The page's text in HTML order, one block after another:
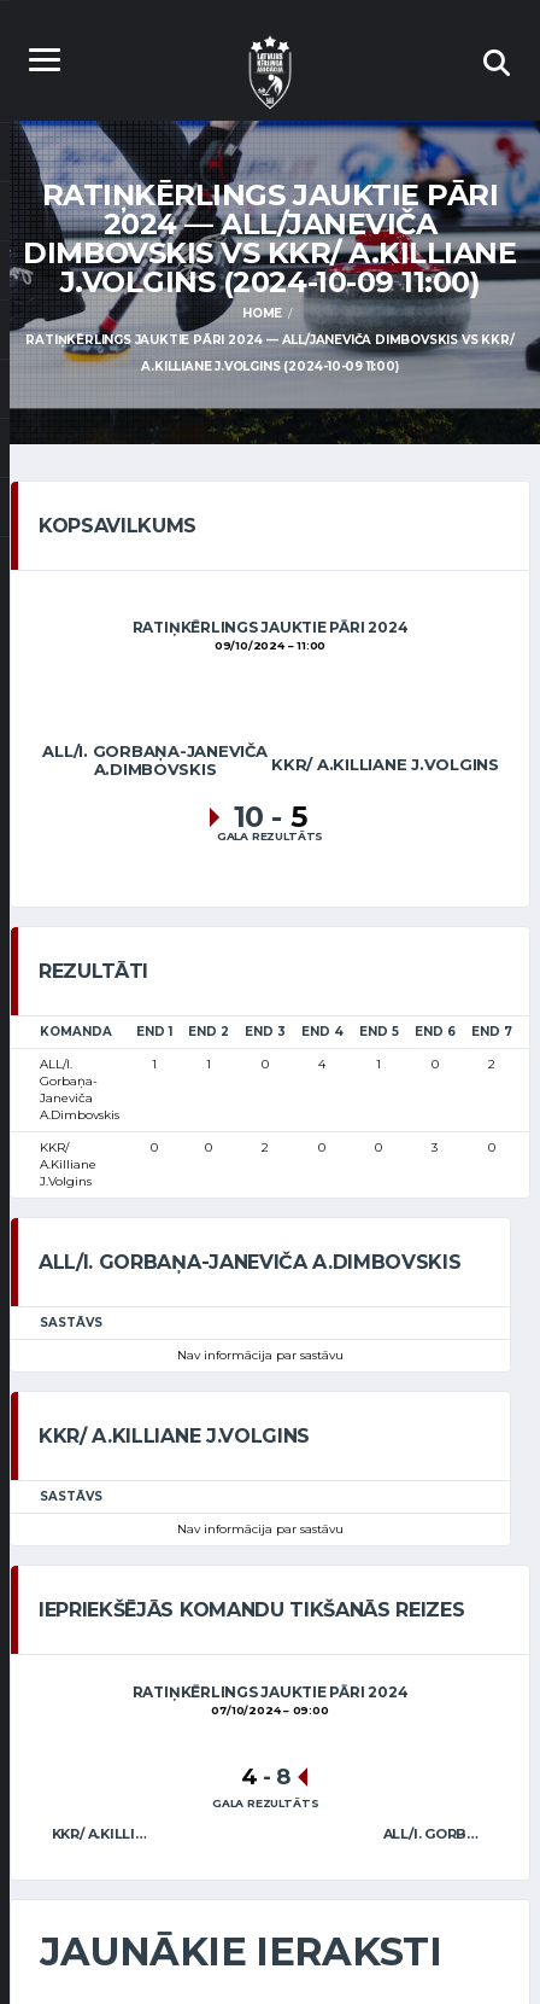
RATIŅKĒRLINGS JAUKTIE PĀRI
2024 — ALL/JANEVIČA
DIMBOVSKIS VS KKR/ A.KILLIANE
J.VOLGINS (2024-10-09 11:00)
HOME
RATIŅKĒRLINGS JAUKTIE PĀRI 2024 — ALL/JANEVIČA DIMBOVSKIS VS KKR/
A.KILLIANE J.VOLGINS (2024-10-09 11:00)
KOPSAVILKUMS
RATIŅKĒRLINGS JAUKTIE PĀRI 2024
09/10/2024 11:00
ALL/I. GORBAŅA-JANEVIČA
A.DIMBOVSKIS
KKR/ A.KILLIANE J.VOLGINS
10 - 5
GALA REZULTĀTS
REZULTĀTI
KOMANDA END 1 END 2 END 3 END 4 END 5 END 6 END 7
ALL/I.
Gorbaņa-
Janeviča
A.Dimbovskis
1 1 0 4 1 0 2
KKR/
A.Killiane
J.Volgins
0 0 2 0 0 3 0
ALL/I. GORBAŅA-JANEVIČA A.DIMBOVSKIS
SASTĀVS
Nav informācija par sastāvu
KKR/ A.KILLIANE J.VOLGINS
SASTĀVS
Nav informācija par sastāvu
IEPRIEKŠĒJĀS KOMANDU TIKŠANĀS REIZES
RATIŅKĒRLINGS JAUKTIE PĀRI 2024
07/10/2024 09:00
KKR/ A.KILLIANE J.VOLGINS ALL/I. GORBAŅA-JANEVIČA A.DIMBOVSKIS
4 - 8
GALA REZULTĀTS
JAUNĀKIE IERAKSTI